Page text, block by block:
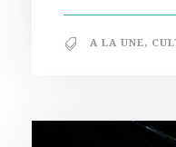
A LA UNE,